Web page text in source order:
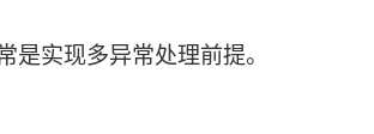
是实现多异常处理前提。